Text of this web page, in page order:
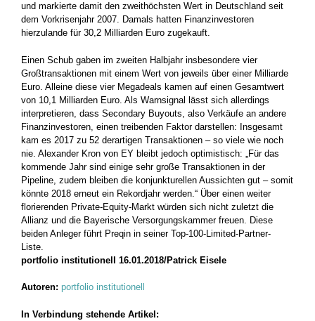
und markierte damit den zweithöchsten Wert in Deutschland seit
dem Vorkrisenjahr 2007. Damals hatten Finanzinvestoren
hierzulande für 30,2 Milliarden Euro zugekauft.
Einen Schub gaben im zweiten Halbjahr insbesondere vier
Großtransaktionen mit einem Wert von jeweils über einer Milliarde
Euro. Alleine diese vier Megadeals kamen auf einen Gesamtwert
von 10,1 Milliarden Euro. Als Warnsignal lässt sich allerdings
interpretieren, dass Secondary Buyouts, also Verkäufe an andere
Finanzinvestoren, einen treibenden Faktor darstellen: Insgesamt
kam es 2017 zu 52 derartigen Transaktionen – so viele wie noch
nie. Alexander Kron von EY bleibt jedoch optimistisch: „Für das
kommende Jahr sind einige sehr große Transaktionen in der
Pipeline, zudem bleiben die konjunkturellen Aussichten gut – somit
könnte 2018 erneut ein Rekordjahr werden.“ Über einen weiter
florierenden Private-Equity-Markt würden sich nicht zuletzt die
Allianz und die Bayerische Versorgungskammer freuen. Diese
beiden Anleger führt Preqin in seiner Top-100-Limited-Partner-
Liste.
portfolio institutionell 16.01.2018/Patrick Eisele
Autoren: portfolio institutionell
In Verbindung stehende Artikel: